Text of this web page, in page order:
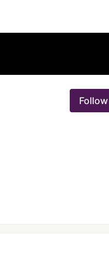
Follow